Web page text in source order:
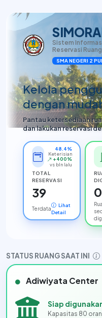
Sistem
Reservasi Ruang
SMA NEGERI 2
Kelola
dengan
Pantau ketersediaan
dan lakukan reservasi
48.4%
Keterisian
+400%
vs bln lalu
TOTAL
RESERVASI
39
Terdata
Lihat
Detail
STATUS RUANG SAAT INI
Adiwiyata Center
Siap
Kapasitas 80